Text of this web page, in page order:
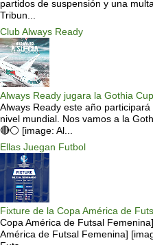
partidos de suspensión y una
Tribun...
Club Always Ready
Always Ready jugara la Gothia
Always Ready este año
nivel mundial. Nos vamos a la
🔴⚪️ [image: Al...
Ellas Juegan Futbol
Fixture de la Copa América de
Copa América de Futsal
América de Futsal Femenina]